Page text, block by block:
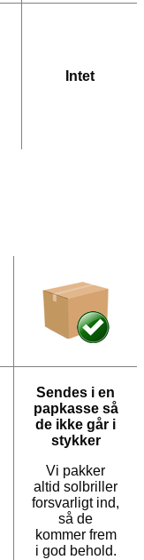
Intet
Sendes i en
papkasse så
de ikke går i
stykker
Vi pakker
altid solbriller
forsvarligt ind,
så de
kommer frem
i god behold.